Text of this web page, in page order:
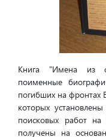
Книга "Имена из
поименные
погибших на фронтах
которых
поисковых работ на
получены на